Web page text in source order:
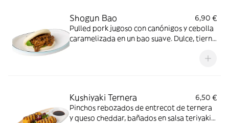
Shogun Bao
6,90 €
Pulled pork jugoso con canónigos y cebolla
caramelizada en un bao suave. Dulce, tierno
Kushiyaki Ternera
6,50 €
Pinchos rebozados de entrecot de ternera
y queso cheddar, bañados en salsa teriyaki y